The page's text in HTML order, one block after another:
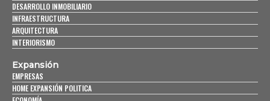
DESARROLLO INMOBILIARIO
INFRAESTRUCTURA
ARQUITECTURA
INTERIORISMO
Expansión
EMPRESAS
HOME EXPANSIÓN POLITICA